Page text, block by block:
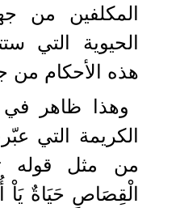
المكلفين من
الحيوية التي
هذه الأحكام من
وهذا ظاهر في
الكريمة التي
من مثل قوله